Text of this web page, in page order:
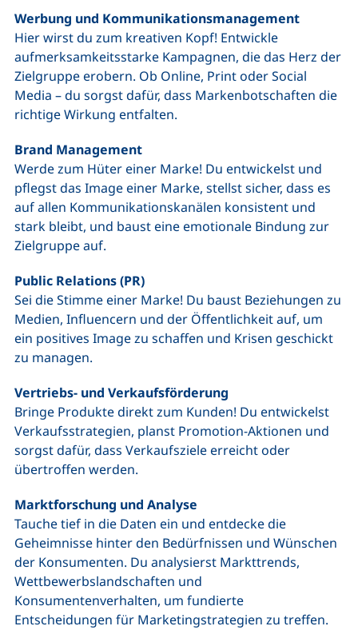
Werbung und Kommunikationsmanagement
Hier wirst du zum kreativen Kopf! Entwickle
aufmerksamkeitsstarke Kampagnen, die das Herz der
Zielgruppe erobern. Ob Online, Print oder Social
Media – du sorgst dafür, dass Markenbotschaften die
richtige Wirkung entfalten.
Brand Management
Werde zum Hüter einer Marke! Du entwickelst und
pflegst das Image einer Marke, stellst sicher, dass es
auf allen Kommunikationskanälen konsistent und
stark bleibt, und baust eine emotionale Bindung zur
Zielgruppe auf.
Public Relations (PR)
Sei die Stimme einer Marke! Du baust Beziehungen zu
Medien, Influencern und der Öffentlichkeit auf, um
ein positives Image zu schaffen und Krisen geschickt
zu managen.
Vertriebs- und Verkaufsförderung
Bringe Produkte direkt zum Kunden! Du entwickelst
Verkaufsstrategien, planst Promotion-Aktionen und
sorgst dafür, dass Verkaufsziele erreicht oder
übertroffen werden.
Marktforschung und Analyse
Tauche tief in die Daten ein und entdecke die
Geheimnisse hinter den Bedürfnissen und Wünschen
der Konsumenten. Du analysierst Markttrends,
Wettbewerbslandschaften und
Konsumentenverhalten, um fundierte
Entscheidungen für Marketingstrategien zu treffen.